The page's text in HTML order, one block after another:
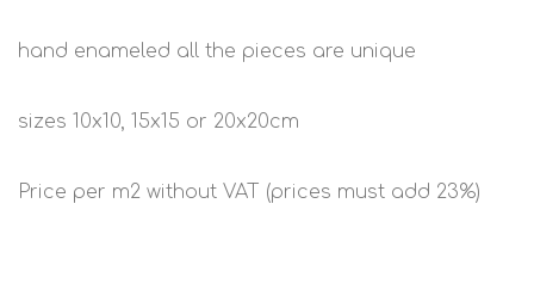
hand enameled all the pieces are unique
sizes 10x10, 15x15 or 20x20cm
Price per m2 without VAT (prices must add 23%)